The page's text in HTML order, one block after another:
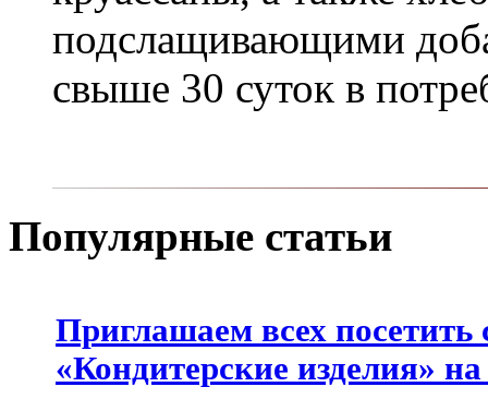
подслащивающими
свыше 30 суток в
Популярные статьи
Приглашаем всех
«Кондитерские изделия»